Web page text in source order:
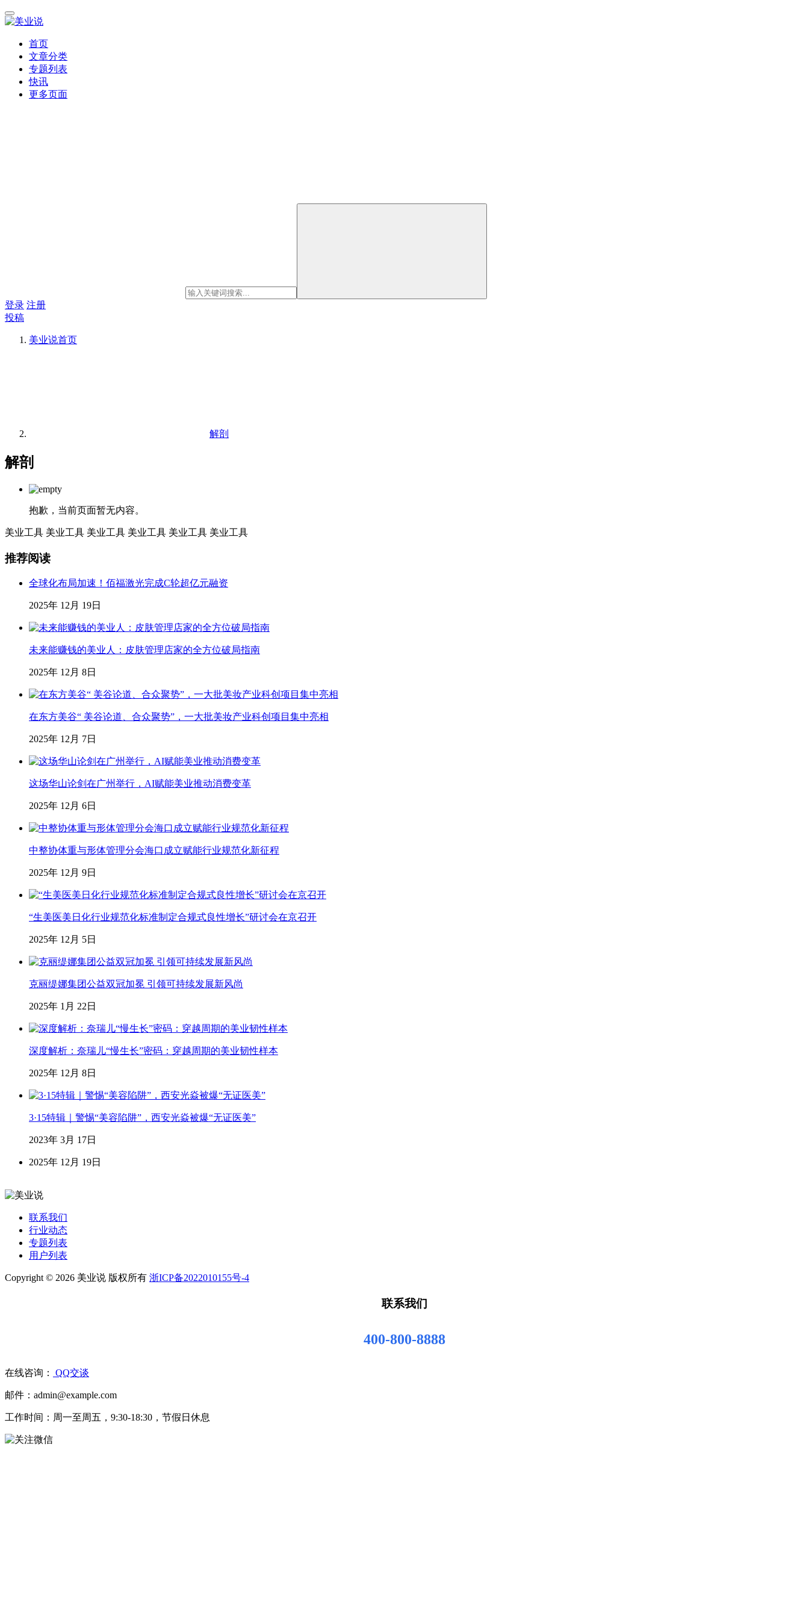
首页
文章分类
专题列表
快讯
更多页面
登录 注册
投稿
美业说首页
解剖
解剖
抱歉，当前页面暂无内容。
美业工具 美业工具 美业工具 美业工具 美业工具 美业工具
推荐阅读
全球化布局加速！佰福激光完成C轮超亿元融资
2025年 12月 19日
未来能赚钱的美业人：皮肤管理店家的全方位破局指南
2025年 12月 8日
在东方美谷“ 美谷论道、合众聚势”，一大批美妆产业科创项目集中亮相
2025年 12月 7日
这场华山论剑在广州举行，AI赋能美业推动消费变革
2025年 12月 6日
中整协体重与形体管理分会海口成立赋能行业规范化新征程
2025年 12月 9日
“生美医美日化行业规范化标准制定合规式良性增长”研讨会在京召开
2025年 12月 5日
克丽缇娜集团公益双冠加冕 引领可持续发展新风尚
2025年 1月 22日
深度解析：奈瑞儿“慢生长”密码：穿越周期的美业韧性样本
2025年 12月 8日
3·15特辑｜警惕“美容陷阱”，西安光焱被爆“无证医美”
2023年 3月 17日
2025年 12月 19日
联系我们
行业动态
专题列表
用户列表
Copyright © 2026 美业说 版权所有 浙ICP备2022010155号-4
联系我们
400-800-8888
在线咨询： QQ交谈
邮件：admin@example.com
工作时间：周一至周五，9:30-18:30，节假日休息